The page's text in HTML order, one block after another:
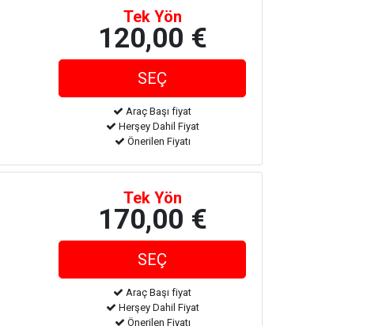
Tek Yön
120,00 €
Araç Başı fiyat
Herşey Dahil Fiyat
Önerilen Fiyatı
Tek Yön
170,00 €
Araç Başı fiyat
Herşey Dahil Fiyat
Önerilen Fiyatı